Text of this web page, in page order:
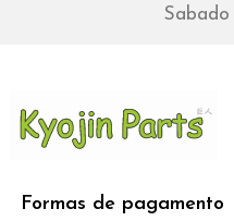
Sabado
Formas de pagamento